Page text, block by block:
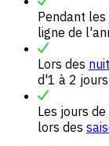
Pendant
ligne de
Lors des
d'1 à 2
Les jours
lors des